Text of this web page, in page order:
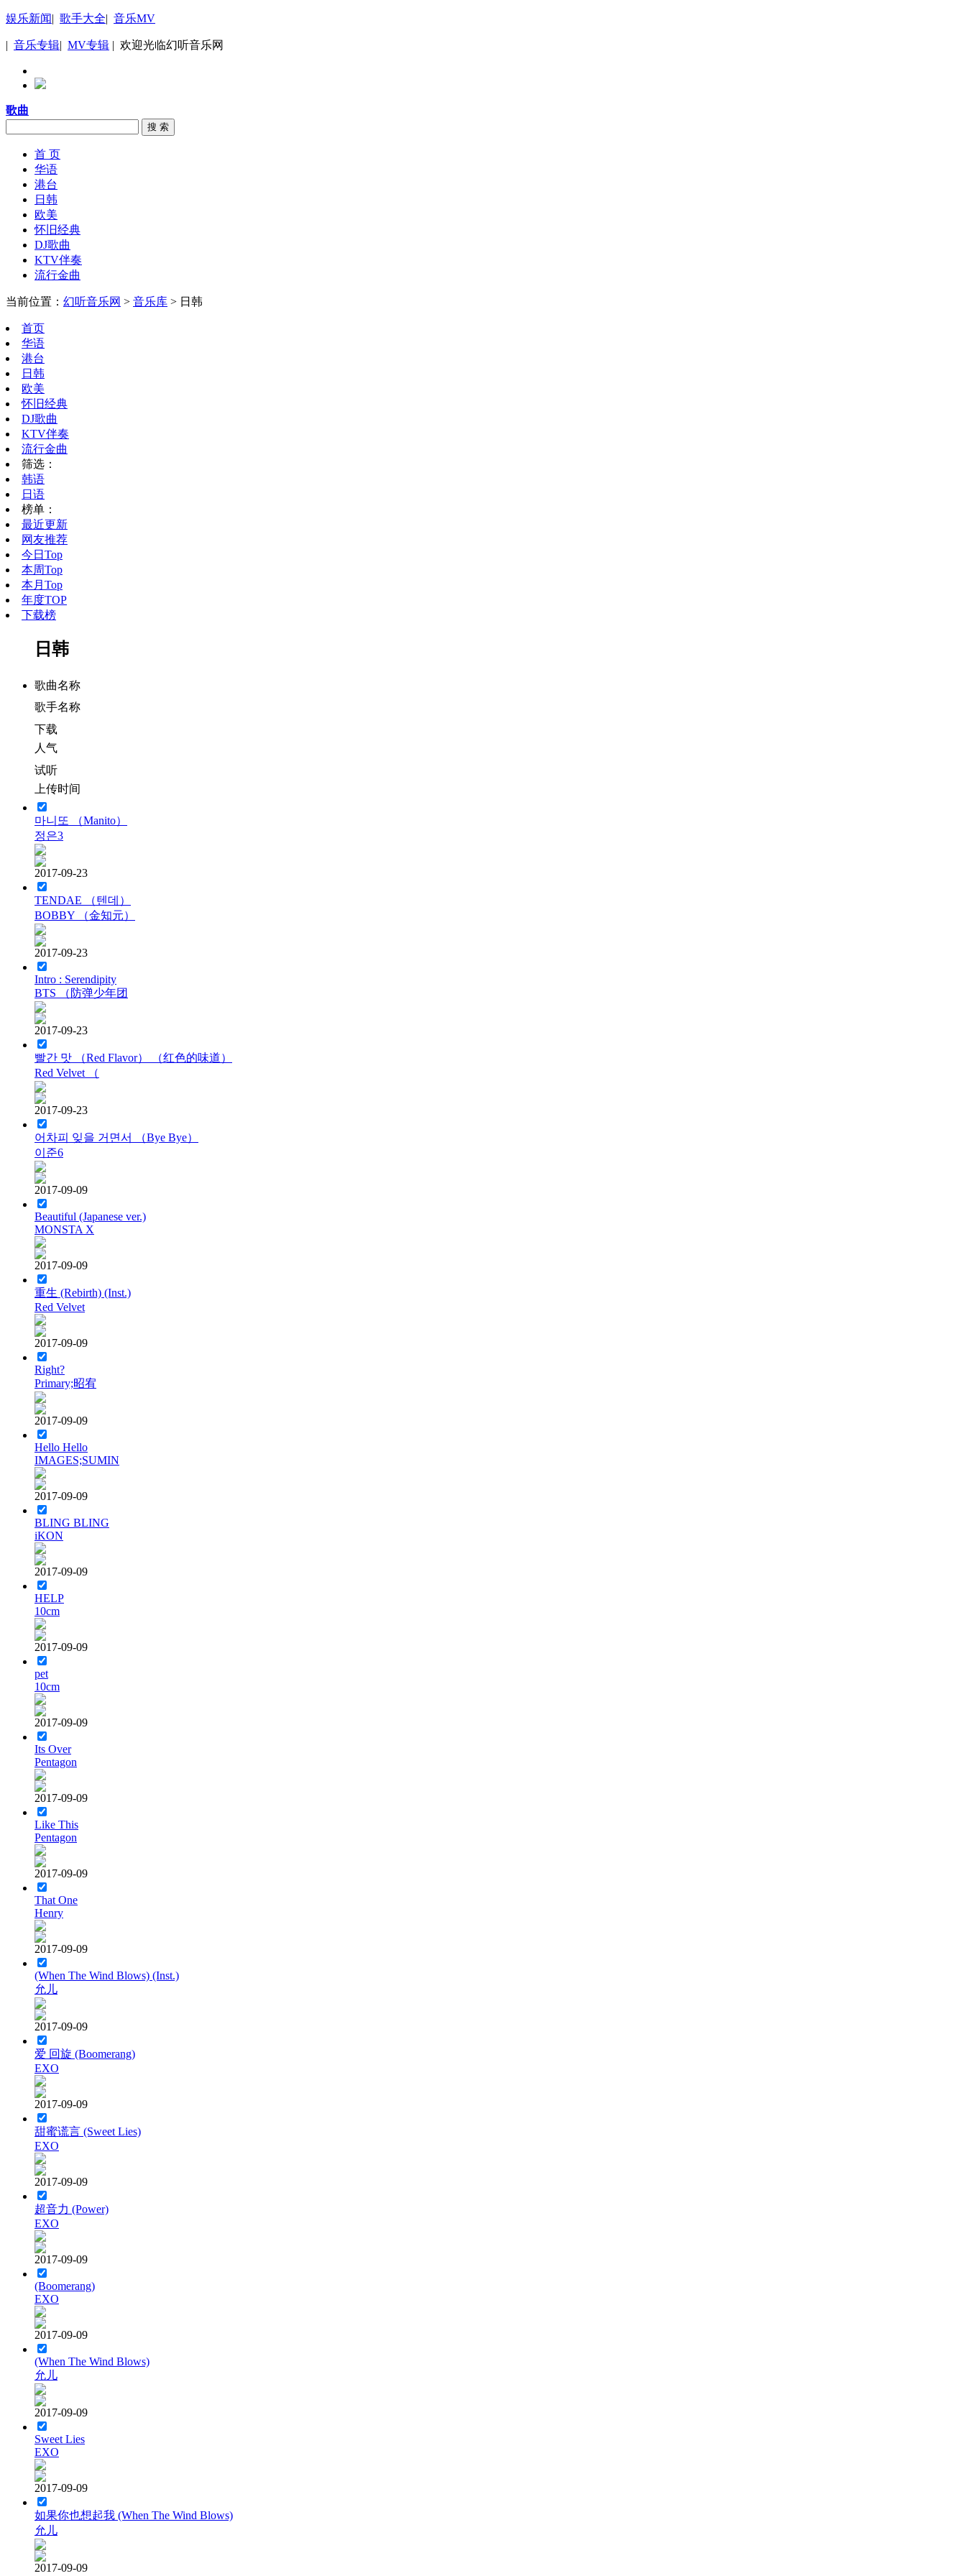
娱乐新闻| 歌手大全| 音乐MV
| 音乐专辑| MV专辑 | 欢迎光临幻听音乐网
歌曲
搜 索
首 页
华语
港台
日韩
欧美
怀旧经典
DJ歌曲
KTV伴奏
流行金曲
当前位置： 幻听音乐网 > 音乐库 > 日韩
首页
华语
港台
日韩
欧美
怀旧经典
DJ歌曲
KTV伴奏
流行金曲
筛选：
韩语
日语
榜单：
最近更新
网友推荐
今日Top
本周Top
本月Top
年度TOP
下载榜
日韩
歌曲名称
歌手名称
下载
人气
试听
上传时间
마니또 （Manito）
정은3
2017-09-23
TENDAE （텐데）
BOBBY （金知元）
2017-09-23
Intro : Serendipity
BTS （防弹少年团
2017-09-23
빨간 맛 （Red Flavor） （红色的味道）
Red Velvet （
2017-09-23
어차피 잊을 거면서 （Bye Bye）
이준6
2017-09-09
Beautiful (Japanese ver.)
MONSTA X
2017-09-09
重生 (Rebirth) (Inst.)
Red Velvet
2017-09-09
Right?
Primary;昭宥
2017-09-09
Hello Hello
IMAGES;SUMIN
2017-09-09
BLING BLING
iKON
2017-09-09
HELP
10cm
2017-09-09
pet
10cm
2017-09-09
Its Over
Pentagon
2017-09-09
Like This
Pentagon
2017-09-09
That One
Henry
2017-09-09
(When The Wind Blows) (Inst.)
允儿
2017-09-09
爱 回旋 (Boomerang)
EXO
2017-09-09
甜蜜谎言 (Sweet Lies)
EXO
2017-09-09
超音力 (Power)
EXO
2017-09-09
(Boomerang)
EXO
2017-09-09
(When The Wind Blows)
允儿
2017-09-09
Sweet Lies
EXO
2017-09-09
如果你也想起我 (When The Wind Blows)
允儿
2017-09-09